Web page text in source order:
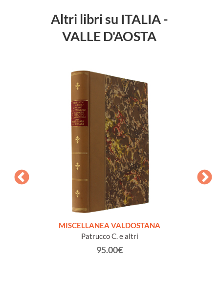
Altri libri su ITALIA -
VALLE D'AOSTA
MISCELLANEA VALDOSTANA
Patrucco C. e altri
95.00€